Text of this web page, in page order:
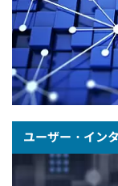
ユーザー・イン